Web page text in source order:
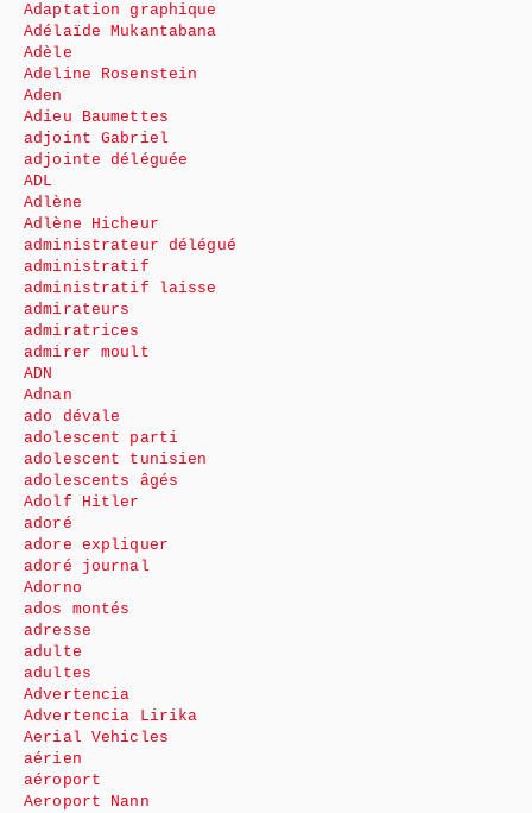
Adaptation graphique
Adélaïde Mukantabana
Adèle
Adeline Rosenstein
Aden
Adieu Baumettes
adjoint Gabriel
adjointe déléguée
ADL
Adlène
Adlène Hicheur
administrateur délégué
administratif
administratif laisse
admirateurs
admiratrices
admirer moult
ADN
Adnan
ado dévale
adolescent parti
adolescent tunisien
adolescents âgés
Adolf Hitler
adoré
adore expliquer
adoré journal
Adorno
ados montés
adresse
adulte
adultes
Advertencia
Advertencia Lirika
Aerial Vehicles
aérien
aéroport
Aeroport Nann